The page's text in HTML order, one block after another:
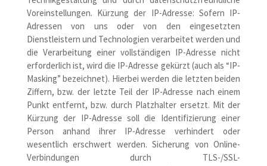
Voreinstellungen. Kürzung der IP-Adresse: Sofern IP-
Adressen von uns oder von den eingesetzten
Dienstleistern und Technologien verarbeitet werden und
die Verarbeitung einer vollständigen IP-Adresse nicht
erforderlich ist, wird die IP-Adresse gekürzt (auch als “IP-
Masking” bezeichnet). Hierbei werden die letzten beiden
Ziffern, bzw. der letzte Teil der IP-Adresse nach einem
Punkt entfernt, bzw. durch Platzhalter ersetzt. Mit der
Kürzung der IP-Adresse soll die Identifizierung einer
Person anhand ihrer IP-Adresse verhindert oder
wesentlich erschwert werden. Sicherung von Online-
Verbindungen durch TLS-/SSL-